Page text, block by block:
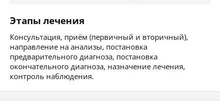
Этапы лечения
Консультация, приём (первичный и вторичный),
направление на анализы, постановка
предварительного диагноза, постановка
окончательного диагноза, назначение лечения,
контроль наблюдения.